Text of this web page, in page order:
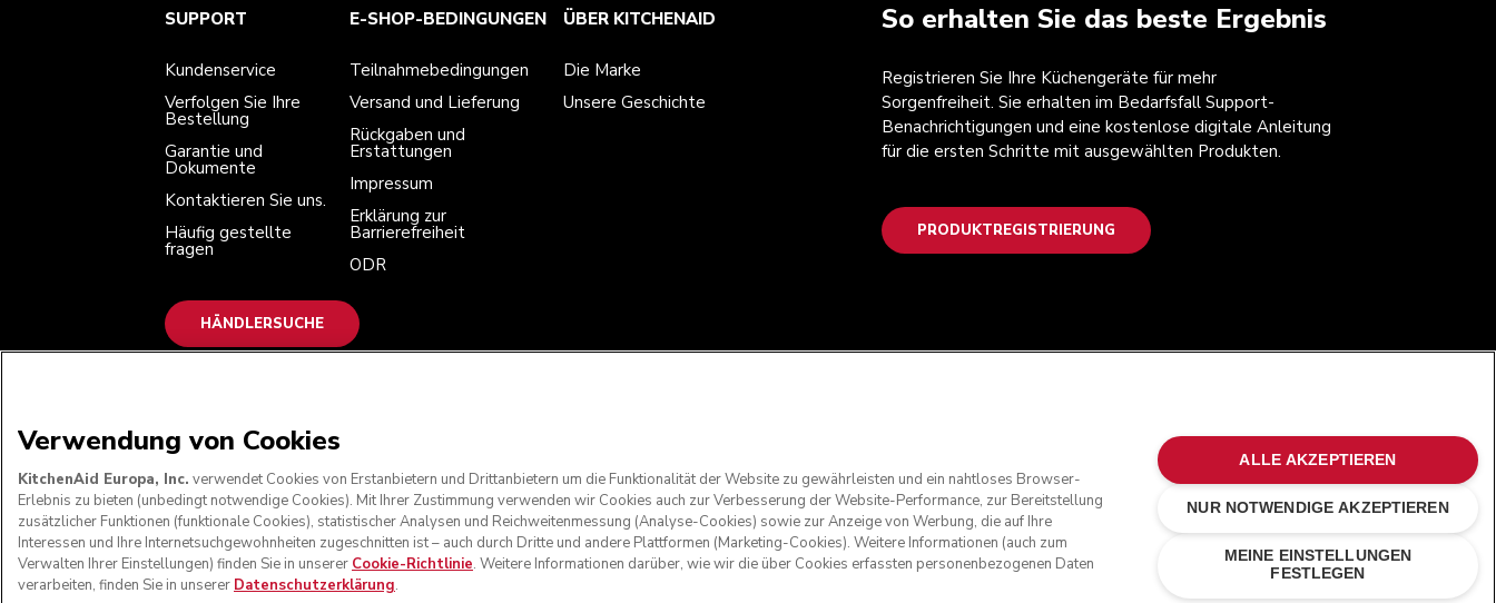
So erhalten Sie das beste Ergebnis
Registrieren Sie Ihre Küchengeräte für mehr
Sorgenfreiheit. Sie erhalten im Bedarfsfall Support-
Benachrichtigungen und eine kostenlose digitale Anleitung
für die ersten Schritte mit ausgewählten Produkten.
PRODUKTREGISTRIERUNG
Kundenservice
Verfolgen Sie Ihre Bestellung
Häufig gestellte fragen
Teilnahmebedingungen
Versand und Lieferung
Erklärung zur Barrierefreiheit
Die Marke
Unsere Geschichte
Händlersuche
SUPPORT
Kundenservice
Verfolgen Sie Ihre
Bestellung
Garantie und
Dokumente
Kontaktieren Sie uns.
Häufig gestellte
fragen
E-SHOP-BEDINGUNGEN
Teilnahmebedingungen
Versand und Lieferung
Rückgaben und
Erstattungen
Impressum
Erklärung zur
Barrierefreiheit
ODR
ÜBER KITCHENAID
Die Marke
Unsere Geschichte
HÄNDLERSUCHE
© KitchenAid 2026 - Alle Rechte vorbehalten. KitchenAid und das Design der Küchenmaschine sind eingetragene Marken in den USA und in anderen Ländern.
Verwendung von Cookies
KitchenAid Europa, Inc. verwendet Cookies von Erstanbietern und Drittanbietern um die Funktionalität der Website zu gewährleisten und ein nahtloses Browser-
Erlebnis zu bieten (unbedingt notwendige Cookies). Mit Ihrer Zustimmung verwenden wir Cookies auch zur Verbesserung der Website-Performance, zur Bereitstellung
zusätzlicher Funktionen (funktionale Cookies), statistischer Analysen und Reichweitenmessung (Analyse-Cookies) sowie zur Anzeige von Werbung, die auf Ihre
Interessen und Ihre Internetsuchgewohnheiten zugeschnitten ist – auch durch Dritte und andere Plattformen (Marketing-Cookies). Weitere Informationen (auch zum
Verwalten Ihrer Einstellungen) finden Sie in unserer Cookie-Richtlinie. Weitere Informationen darüber, wie wir die über Cookies erfassten personenbezogenen Daten
verarbeiten, finden Sie in unserer Datenschutzerklärung.
MEINE EINSTELLUNGEN
FESTLEGEN
NUR NOTWENDIGE AKZEPTIEREN
ALLE AKZEPTIEREN